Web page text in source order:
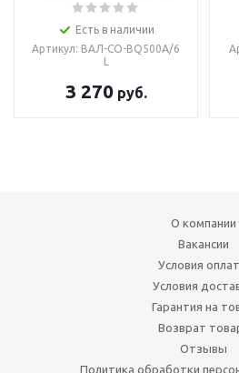
Есть в наличии
Артикул: ВАЛ-CO-BQ500A/6
L
3 270руб.
О компании
Вакансии
Условия
Условия
Гарантия на
Возврат
Отзывы
Политика обработки